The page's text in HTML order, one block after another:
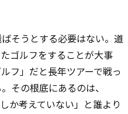
そうとする必要はない。道
ゴルフをすることが大事
フ」だと長年ツアーで戦っ
その根底にあるのは、
か考えていない」と誰より